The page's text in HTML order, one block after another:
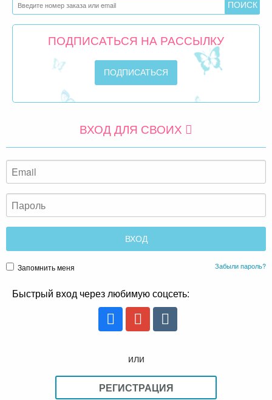
ПОДПИСАТЬСЯ НА РАССЫЛКУ
ВХОД ДЛЯ СВОИХ
Запомнить меня Забыли пароль?
Быстрый вход через любимую соцсеть:
или
РЕГИСТРАЦИЯ